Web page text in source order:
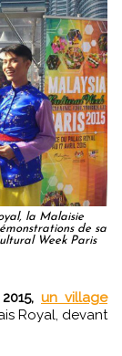
la Malaisie
de sa
Week Paris
un village
Royal, devant